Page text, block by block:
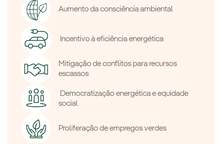
Aumento da consciência ambiental
Incentivo à eficiência energética
Mitigação de conflitos para recursos
escassos
Democratização energética e equidade
social
Proliferação de empregos verdes